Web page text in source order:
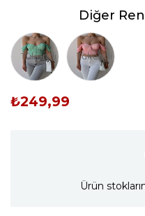
Diğer
Tükendi Tükendi
₺249,99
Ürün